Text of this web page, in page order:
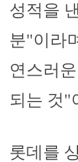
성적을
분"이라
연스러
되는 것"
롯데를